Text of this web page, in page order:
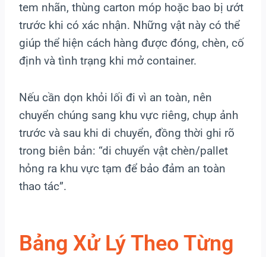
tem nhãn, thùng carton móp hoặc bao bị ướt
trước khi có xác nhận. Những vật này có thể
giúp thể hiện cách hàng được đóng, chèn, cố
định và tình trạng khi mở container.
Nếu cần dọn khỏi lối đi vì an toàn, nên
chuyển chúng sang khu vực riêng, chụp ảnh
trước và sau khi di chuyển, đồng thời ghi rõ
trong biên bản: “di chuyển vật chèn/pallet
hỏng ra khu vực tạm để bảo đảm an toàn
thao tác”.
Bảng Xử Lý Theo Từng